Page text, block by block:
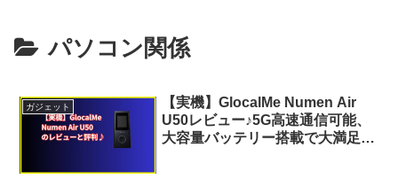
パソコン関係
ガジェット
【実機】GlocalMe Numen Air
U50レビュー♪5G高速通信可能、
大容量バッテリー搭載で大満足な